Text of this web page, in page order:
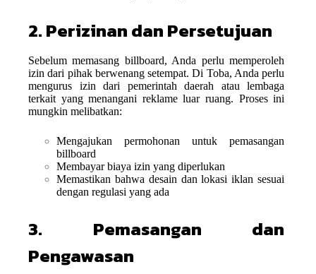
2. Perizinan dan Persetujuan
Sebelum memasang billboard, Anda perlu memperoleh
izin dari pihak berwenang setempat. Di Toba, Anda perlu
mengurus izin dari pemerintah daerah atau lembaga
terkait yang menangani reklame luar ruang. Proses ini
mungkin melibatkan:
Mengajukan permohonan untuk pemasangan
billboard
Membayar biaya izin yang diperlukan
Memastikan bahwa desain dan lokasi iklan sesuai
dengan regulasi yang ada
3. Pemasangan dan
Pengawasan